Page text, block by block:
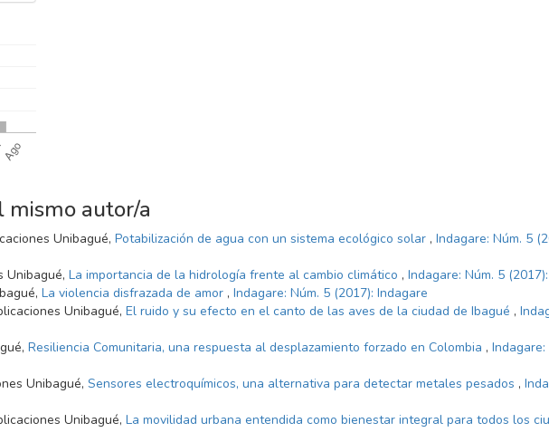
autor/a
Unibagué, Potabilización de agua con un sistema ecológico solar , Indagare: Núm. 5
Unibagué, La importancia de la hidrología frente al cambio climático , Indagare: Núm. 5
La violencia disfrazada de amor , Indagare: Núm. 5 (2017): Indagare
Unibagué, El ruido y su efecto en el canto de las aves de la ciudad de Ibagué ,
Resiliencia Comunitaria, una respuesta al desplazamiento forzado en Colombia , Indagare:
Unibagué, Sensores electroquímicos, una alternativa para detectar metales pesados ,
Unibagué, La movilidad urbana entendida como bienestar integral para todos los